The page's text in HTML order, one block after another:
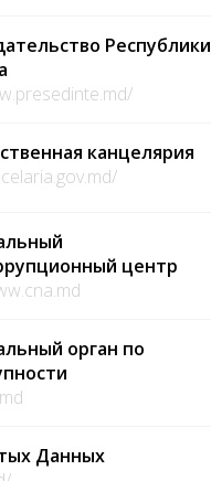
Республики
канцелярия
центр
орган по
Данных